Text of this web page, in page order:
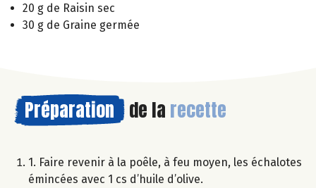
20 g de Raisin sec
30 g de Graine germée
Préparation de la recette
1. Faire revenir à la poêle, à feu moyen, les échalotes
émincées avec 1 cs d’huile d’olive.